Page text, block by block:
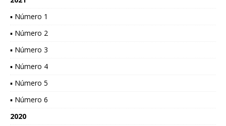
▪ Número 1
▪ Número 2
▪ Número 3
▪ Número 4
▪ Número 5
▪ Número 6
2020